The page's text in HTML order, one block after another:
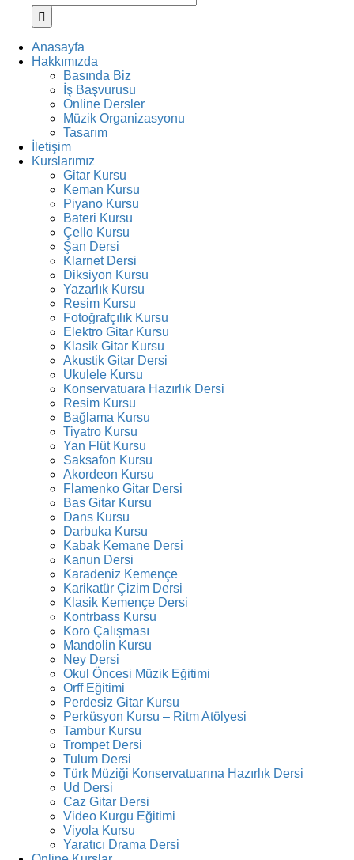
Anasayfa
Hakkımızda
Basında Biz
İş Başvurusu
Online Dersler
Müzik Organizasyonu
Tasarım
İletişim
Kurslarımız
Gitar Kursu
Keman Kursu
Piyano Kursu
Bateri Kursu
Çello Kursu
Şan Dersi
Klarnet Dersi
Diksiyon Kursu
Yazarlık Kursu
Resim Kursu
Fotoğrafçılık Kursu
Elektro Gitar Kursu
Klasik Gitar Kursu
Akustik Gitar Dersi
Ukulele Kursu
Konservatuara Hazırlık Dersi
Resim Kursu
Bağlama Kursu
Tiyatro Kursu
Yan Flüt Kursu
Saksafon Kursu
Akordeon Kursu
Flamenko Gitar Dersi
Bas Gitar Kursu
Dans Kursu
Darbuka Kursu
Kabak Kemane Dersi
Kanun Dersi
Karadeniz Kemençe
Karikatür Çizim Dersi
Klasik Kemençe Dersi
Kontrbass Kursu
Koro Çalışması
Mandolin Kursu
Ney Dersi
Okul Öncesi Müzik Eğitimi
Orff Eğitimi
Perdesiz Gitar Kursu
Perküsyon Kursu – Ritm Atölyesi
Tambur Kursu
Trompet Dersi
Tulum Dersi
Türk Müziği Konservatuarına Hazırlık Dersi
Ud Dersi
Caz Gitar Dersi
Video Kurgu Eğitimi
Viyola Kursu
Yaratıcı Drama Dersi